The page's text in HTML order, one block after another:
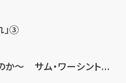
」③
か～ サム・ワーシント...